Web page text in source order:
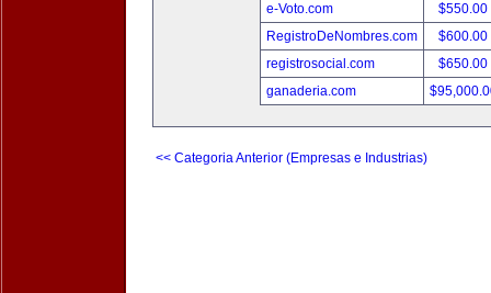
e-Voto.com
$550.00
RegistroDeNombres.com
$600.00
registrosocial.com
$650.00
ganaderia.com
<< Categoria Anterior (Empresas e Industrias)